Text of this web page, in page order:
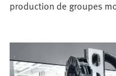
production de groupes